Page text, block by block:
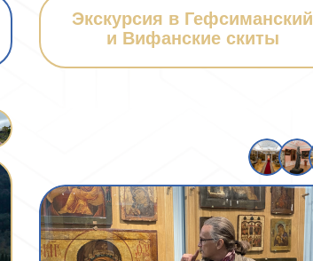
Экскурсия в Гефсиманский
и Вифанские скиты